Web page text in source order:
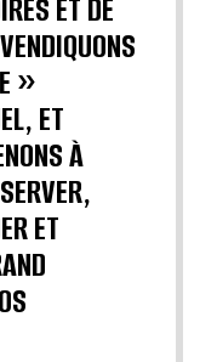
ET DE
»
ET
À
ET